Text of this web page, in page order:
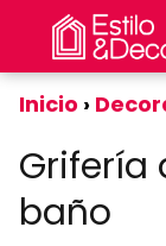
Inicio
Grifería
baño